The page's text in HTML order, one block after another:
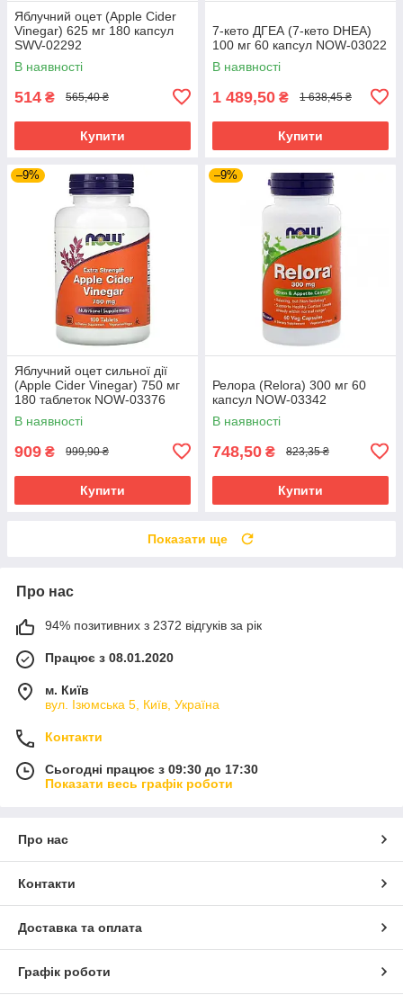
Яблучний оцет (Apple Cider
Vinegar) 625 мг 180 капсул
SWV-02292
В наявності
514 ₴ 565,40 ₴
Купити
7-кето ДГЕА (7-кето DHEA)
100 мг 60 капсул NOW-03022
В наявності
1 489,50 ₴ 1 638,45 ₴
Купити
–9%
Яблучний оцет сильної дії
(Apple Cider Vinegar) 750 мг
180 таблеток NOW-03376
В наявності
909 ₴ 999,90 ₴
Купити
–9%
Релора (Relora) 300 мг 60
капсул NOW-03342
В наявності
748,50 ₴ 823,35 ₴
Купити
Показати ще
Про нас
94% позитивних з 2372 відгуків за рік
Працює з 08.01.2020
м. Київ
вул. Ізюмська 5, Київ, Україна
Контакти
Сьогодні працює з 09:30 до 17:30
Показати весь графік роботи
Про нас
Контакти
Доставка та оплата
Графік роботи